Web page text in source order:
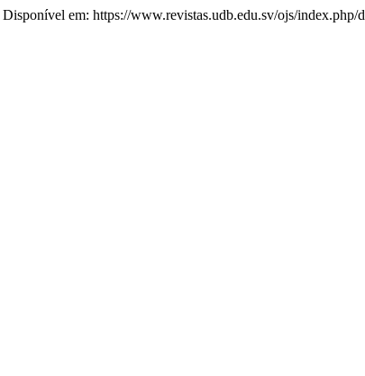
em: https://www.revistas.udb.edu.sv/ojs/index.php/